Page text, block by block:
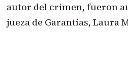
autor del crimen, fueron
jueza de Garantías, Laura